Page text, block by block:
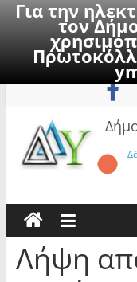
Για την
τον
to
Λήψη